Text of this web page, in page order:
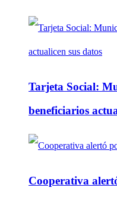
Tarjeta Social:
beneficiarios
Cooperativa